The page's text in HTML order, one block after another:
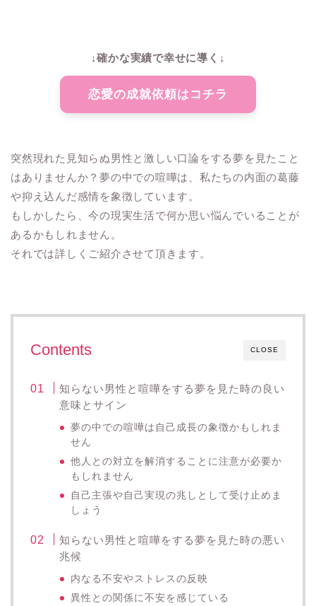
↓確かな実績で幸せに導く↓
恋愛の成就依頼はコチラ
突然現れた見知らぬ男性と激しい口論をする夢を見たこと
はありませんか？夢の中での喧嘩は、私たちの内面の葛藤
や抑え込んだ感情を象徴しています。
もしかしたら、今の現実生活で何か思い悩んでいることが
あるかもしれません。
それでは詳しくご紹介させて頂きます。
CLOSE
Contents
知らない男性と喧嘩をする夢を見た時の良い
意味とサイン
夢の中での喧嘩は自己成長の象徴かもしれま
せん
他人との対立を解消することに注意が必要か
もしれません
自己主張や自己実現の兆しとして受け止めま
しょう
知らない男性と喧嘩をする夢を見た時の悪い
兆候
内なる不安やストレスの反映
異性との関係に不安を感じている